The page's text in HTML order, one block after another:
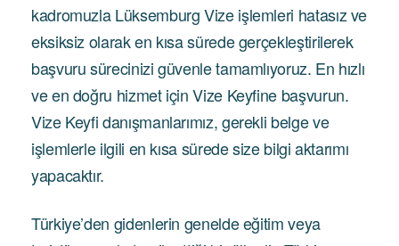
kadromuzla Lüksemburg Vize işlemleri hatasız ve
eksiksiz olarak en kısa sürede gerçekleştirilerek
başvuru sürecinizi güvenle tamamlıyoruz. En hızlı
ve en doğru hizmet için Vize Keyfine başvurun.
Vize Keyfi danışmanlarımız, gerekli belge ve
işlemlerle ilgili en kısa sürede size bilgi aktarımı
yapacaktır.
Türkiye’den gidenlerin genelde eğitim veya